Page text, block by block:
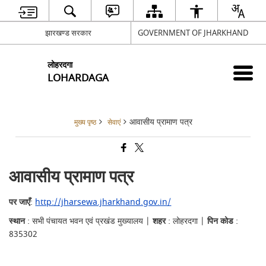
झारखण्ड सरकार GOVERNMENT OF JHARKHAND
लोहरदगा
LOHARDAGA
मुख्य पृष्ठ सेवाएं आवासीय प्रामाण पत्र
आवासीय प्रामाण पत्र
पर जाएँ: http://jharsewa.jharkhand.gov.in/
स्थान: सभी पंचायत भवन एवं प्रखंड मुख्यालय |शहर: लोहरदगा |पिन कोड:
835302